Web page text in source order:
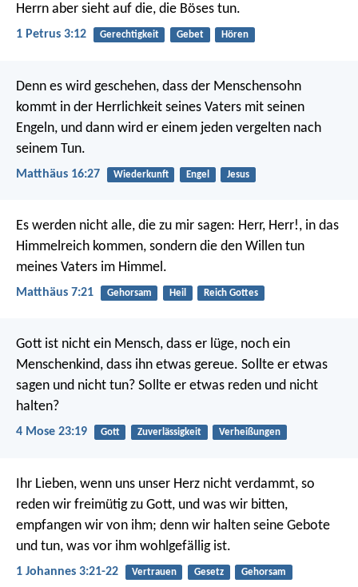
Herrn aber sieht auf die, die Böses tun.
1 Petrus 3:12 Gerechtigkeit Gebet Hören
Denn es wird geschehen, dass der Menschensohn
kommt in der Herrlichkeit seines Vaters mit seinen
Engeln, und dann wird er einem jeden vergelten nach
seinem Tun.
Matthäus 16:27 Wiederkunft Engel Jesus
Es werden nicht alle, die zu mir sagen: Herr, Herr!, in das
Himmelreich kommen, sondern die den Willen tun
meines Vaters im Himmel.
Matthäus 7:21 Gehorsam Heil Reich Gottes
Gott ist nicht ein Mensch, dass er lüge, noch ein
Menschenkind, dass ihn etwas gereue. Sollte er etwas
sagen und nicht tun? Sollte er etwas reden und nicht
halten?
4 Mose 23:19 Gott Zuverlässigkeit Verheißungen
Ihr Lieben, wenn uns unser Herz nicht verdammt, so
reden wir freimütig zu Gott, und was wir bitten,
empfangen wir von ihm; denn wir halten seine Gebote
und tun, was vor ihm wohlgefällig ist.
1 Johannes 3:21-22 Vertrauen Gesetz Gehorsam